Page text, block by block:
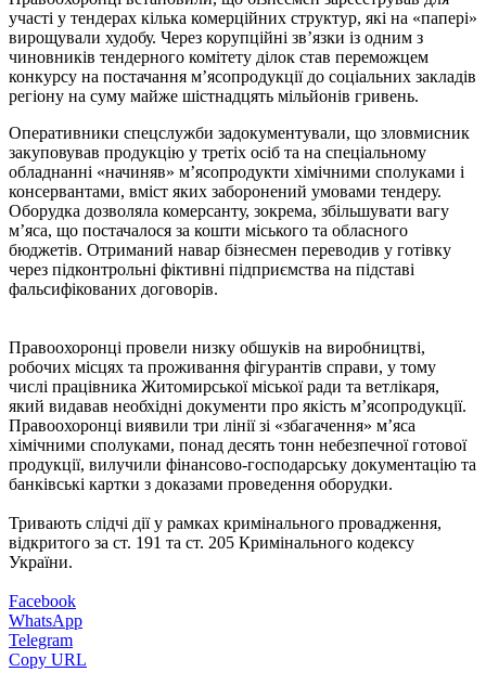
участі у тендерах кілька комерційних структур, які на «папері»
вирощували худобу. Через корупційні зв’язки із одним з
чиновників тендерного комітету ділок став переможцем
конкурсу на постачання м’ясопродукції до соціальних закладів
регіону на суму майже шістнадцять мільйонів гривень.
Оперативники спецслужби задокументували, що зловмисник
закуповував продукцію у третіх осіб та на спеціальному
обладнанні «начиняв» м’ясопродукти хімічними сполуками і
консервантами, вміст яких заборонений умовами тендеру.
Оборудка дозволяла комерсанту, зокрема, збільшувати вагу
м’яса, що постачалося за кошти міського та обласного
бюджетів. Отриманий навар бізнесмен переводив у готівку
через підконтрольні фіктивні підприємства на підставі
фальсифікованих договорів.
Правоохоронці провели низку обшуків на виробництві,
робочих місцях та проживання фігурантів справи, у тому
числі працівника Житомирської міської ради та ветлікаря,
який видавав необхідні документи про якість м’ясопродукції.
Правоохоронці виявили три лінії зі «збагачення» м’яса
хімічними сполуками, понад десять тонн небезпечної готової
продукції, вилучили фінансово-господарську документацію та
банківські картки з доказами проведення оборудки.
Тривають слідчі дії у рамках кримінального провадження,
відкритого за ст. 191 та ст. 205 Кримінального кодексу
України.
Facebook
WhatsApp
Telegram
Copy URL